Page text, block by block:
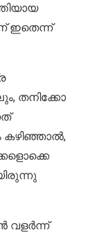
ഇതെന്ന്
തനിക്കോ
കഴിഞ്ഞാൽ,
വളർന്ന്